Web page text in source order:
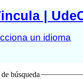
|
un idioma
búsqueda